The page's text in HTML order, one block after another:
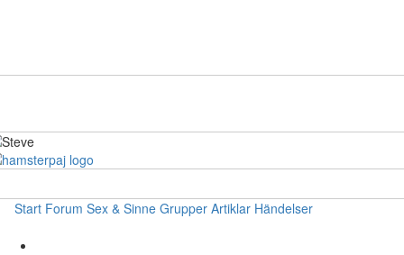
Start Forum Sex & Sinne Grupper Artiklar Händelser